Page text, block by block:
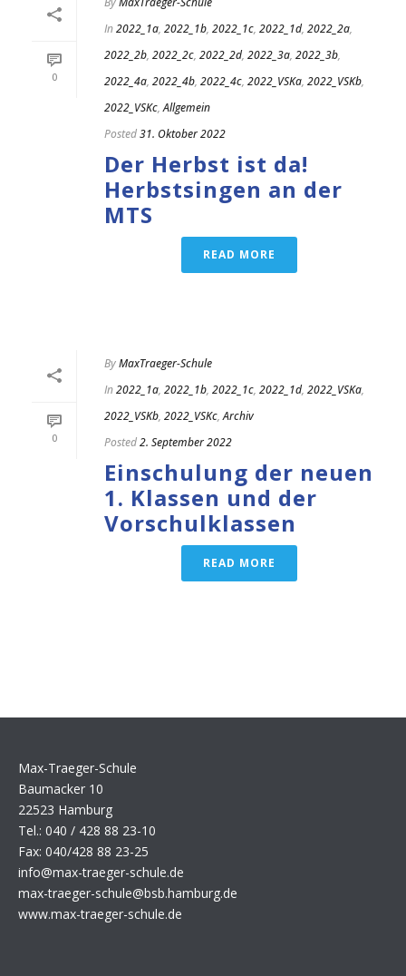
0
In2022_1a, 2022_1b, 2022_1c, 2022_1d, 2022_2a,
2022_2b, 2022_2c, 2022_2d, 2022_3a, 2022_3b,
2022_4a, 2022_4b, 2022_4c, 2022_VSKa, 2022_VSKb,
2022_VSKc,Allgemein
Posted31. Oktober 2022
Der Herbst ist da!
Herbstsingen an der
MTS
READ MORE
0
ByMaxTraeger-Schule
In2022_1a, 2022_1b, 2022_1c, 2022_1d, 2022_VSKa,
2022_VSKb, 2022_VSKc,Archiv
Posted2. September 2022
Einschulung der neuen
1. Klassen und der
Vorschulklassen
READ MORE
Max-Traeger-Schule
Baumacker 10
22523 Hamburg
Tel.: 040 / 428 88 23-10
Fax: 040/428 88 23-25
info@max-traeger-schule.de
max-traeger-schule@bsb.hamburg.de
www.max-traeger-schule.de